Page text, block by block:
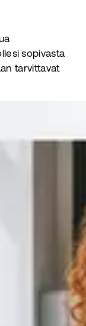
sopivasta
tarvittavat